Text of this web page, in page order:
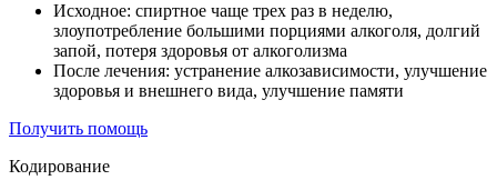
Исходное: спиртное чаще трех раз в неделю,
злоупотребление большими порциями алкоголя, долгий
запой, потеря здоровья от алкоголизма
После лечения: устранение алкозависимости, улучшение
здоровья и внешнего вида, улучшение памяти
Получить помощь
Кодирование